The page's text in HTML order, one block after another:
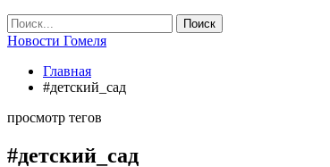
Новости Гомеля
Главная
#детский_сад
просмотр тегов
#детский_сад